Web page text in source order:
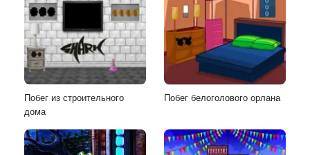
Побег из строительного
дома
Побег белоголового орлана